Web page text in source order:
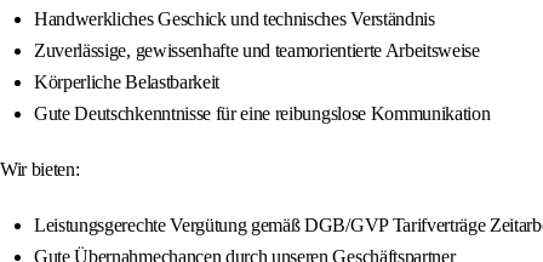
Handwerkliches Geschick und technisches Verständnis
Zuverlässige, gewissenhafte und teamorientierte Arbeitsweise
Körperliche Belastbarkeit
Gute Deutschkenntnisse für eine reibungslose Kommunikation
Wir bieten:
Leistungsgerechte Vergütung gemäß DGB/GVP Tarifverträge
Gute Übernahmechancen durch unseren Geschäftspartner